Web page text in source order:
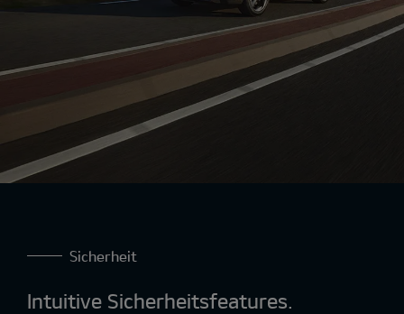
Sicherheit
Intuitive Sicherheitsfeatures.